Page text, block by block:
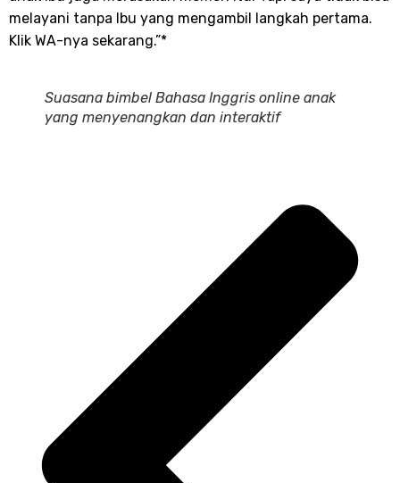
melayani tanpa Ibu yang mengambil langkah pertama.
Klik WA-nya sekarang.”*
Suasana bimbel Bahasa Inggris online anak
yang menyenangkan dan interaktif